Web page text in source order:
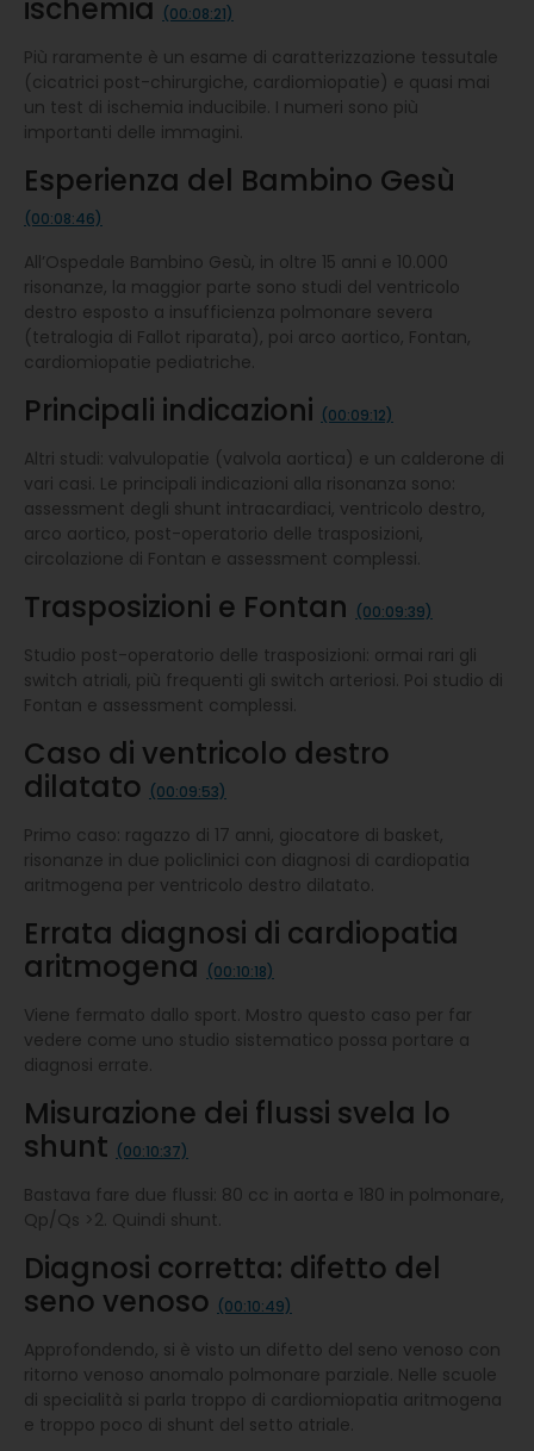
ischemia (00:08:21)
Più raramente è un esame di caratterizzazione tessutale
(cicatrici post-chirurgiche, cardiomiopatie) e quasi mai
un test di ischemia inducibile. I numeri sono più
importanti delle immagini.
Esperienza del Bambino Gesù
(00:08:46)
All’Ospedale Bambino Gesù, in oltre 15 anni e 10.000
risonanze, la maggior parte sono studi del ventricolo
destro esposto a insufficienza polmonare severa
(tetralogia di Fallot riparata), poi arco aortico, Fontan,
cardiomiopatie pediatriche.
Principali indicazioni (00:09:12)
Altri studi: valvulopatie (valvola aortica) e un calderone di
vari casi. Le principali indicazioni alla risonanza sono:
assessment degli shunt intracardiaci, ventricolo destro,
arco aortico, post-operatorio delle trasposizioni,
circolazione di Fontan e assessment complessi.
Trasposizioni e Fontan (00:09:39)
Studio post-operatorio delle trasposizioni: ormai rari gli
switch atriali, più frequenti gli switch arteriosi. Poi studio di
Fontan e assessment complessi.
Caso di ventricolo destro
dilatato (00:09:53)
Primo caso: ragazzo di 17 anni, giocatore di basket,
risonanze in due policlinici con diagnosi di cardiopatia
aritmogena per ventricolo destro dilatato.
Errata diagnosi di cardiopatia
aritmogena (00:10:18)
Viene fermato dallo sport. Mostro questo caso per far
vedere come uno studio sistematico possa portare a
diagnosi errate.
Misurazione dei flussi svela lo
shunt (00:10:37)
Bastava fare due flussi: 80 cc in aorta e 180 in polmonare,
Qp/Qs >2. Quindi shunt.
Diagnosi corretta: difetto del
seno venoso (00:10:49)
Approfondendo, si è visto un difetto del seno venoso con
ritorno venoso anomalo polmonare parziale. Nelle scuole
di specialità si parla troppo di cardiomiopatia aritmogena
e troppo poco di shunt del setto atriale.